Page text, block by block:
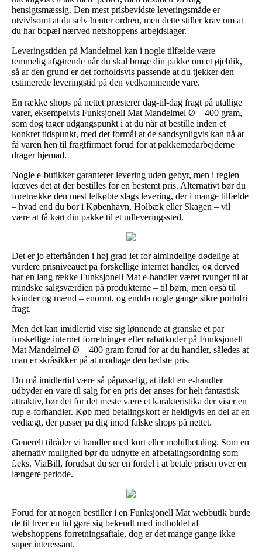
hensigtsmæssig. Den mest prisbevidste leveringsmåde er
utvivlsomt at du selv henter ordren, men dette stiller krav om at
du har bopæl nærved netshoppens arbejdslager.
Leveringstiden på Mandelmel kan i nogle tilfælde være
temmelig afgørende når du skal bruge din pakke om et øjeblik,
så af den grund er det forholdsvis passende at du tjekker den
estimerede leveringstid på den vedkommende vare.
En række shops på nettet præsterer dag-til-dag fragt på utallige
varer, eksempelvis Funksjonell Mat Mandelmel Ø – 400 gram,
som dog tager udgangspunkt i at du når at bestille inden et
konkret tidspunkt, med det formål at de sandsynligvis kan nå at
få varen hen til fragtfirmaet forud for at pakkemedarbejderne
drager hjemad.
Nogle e-butikker garanterer levering uden gebyr, men i reglen
kræves det at der bestilles for en bestemt pris. Alternativt bør du
foretrække den mest letkøbte slags levering, der i mange tilfælde
– hvad end du bor i København, Holbæk eller Skagen – vil
være at få kørt din pakke til et udleveringssted.
Det er jo efterhånden i høj grad let for almindelige dødelige at
vurdere prisniveauet på forskellige internet handler, og derved
har en lang række Funksjonell Mat e-handler været tvunget til at
mindske salgsværdien på produkterne – til børn, men også til
kvinder og mænd – enormt, og endda nogle gange sikre portofri
fragt.
Men det kan imidlertid vise sig lønnende at granske et par
forskellige internet forretninger efter rabatkoder på Funksjonell
Mat Mandelmel Ø – 400 gram forud for at du handler, således at
man er skråsikker på at modtage den bedste pris.
Du må imidlertid være så påpasselig, at ifald en e-handler
udbyder en vare til salg for en pris der anses for helt fantastisk
attraktiv, bør det for det meste være et karakteristika der viser en
fup e-forhandler. Køb med betalingskort er heldigvis en del af en
vedtægt, der passer på dig imod falske shops på nettet.
Generelt tilråder vi handler med kort eller mobilbetaling. Som en
alternativ mulighed bør du udnytte en afbetalingsordning som
f.eks. ViaBill, forudsat du ser en fordel i at betale prisen over en
længere periode.
Forud for at nogen bestiller i en Funksjonell Mat webbutik burde
de til hver en tid gøre sig bekendt med indholdet af
webshoppens forretningsaftale, dog er det mange gange ikke
super interessant.